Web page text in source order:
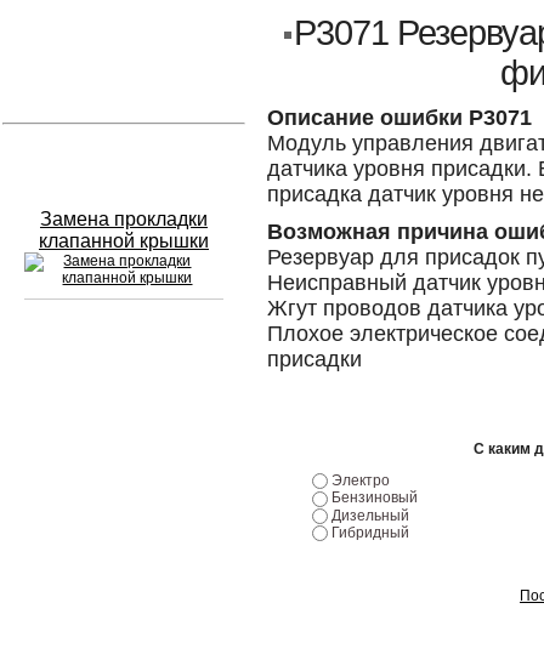
Замена прокладки
клапанной крышки
P3071
Описание ошибки P3071
Модуль управления
датчика уровня присадки.
присадка датчик уровня
Возможная причина
Резервуар для присадок
Неисправный датчик
Жгут проводов датчика
Плохое электрическое
присадки
С каким
Электро
Бензиновый
Дизельный
Гибридный